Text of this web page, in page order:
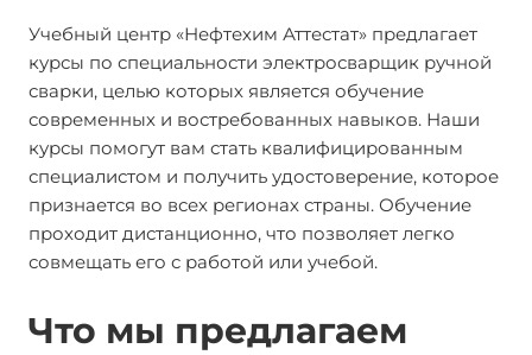
Учебный центр «Нефтехим Аттестат» предлагает
курсы по специальности электросварщик ручной
сварки, целью которых является обучение
современных и востребованных навыков. Наши
курсы помогут вам стать квалифицированным
специалистом и получить удостоверение, которое
признается во всех регионах страны. Обучение
проходит дистанционно, что позволяет легко
совмещать его с работой или учебой.
Что мы предлагаем